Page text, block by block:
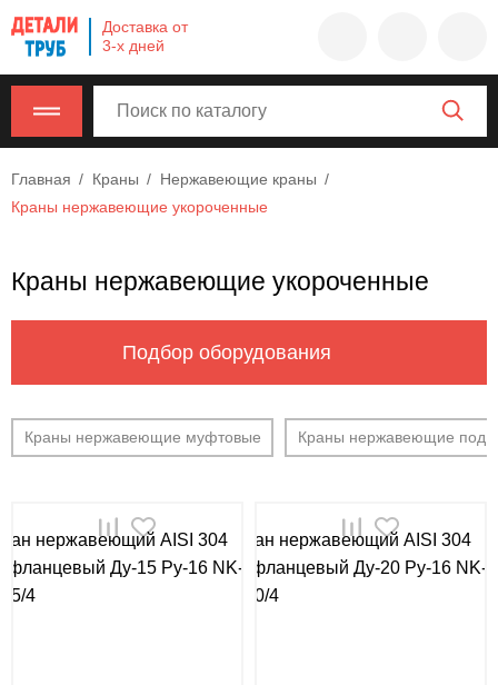
Доставка от
3-х дней
Главная Краны
Нержавеющие краны
Краны нержавеющие укороченные
Краны нержавеющие укороченные
Подбор оборудования
Краны нержавеющие муфтовые Краны нержавеющие под
Company
name
620000,
Москва,
Калужская,
15,
800-
00